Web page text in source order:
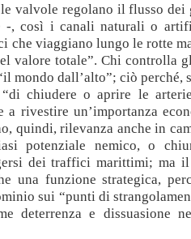
valvole regolano il flusso dei
-, così i canali naturali o
che viaggiano lungo le rotte
valore totale”. Chi controlla
mondo dall’alto”; ciò perché,
chiudere o aprire le
a rivestire un’importanza
quindi, rilevanza anche in
potenziale nemico, o
dei traffici marittimi; ma
una funzione strategica,
sui “punti di
deterrenza e dissuasione